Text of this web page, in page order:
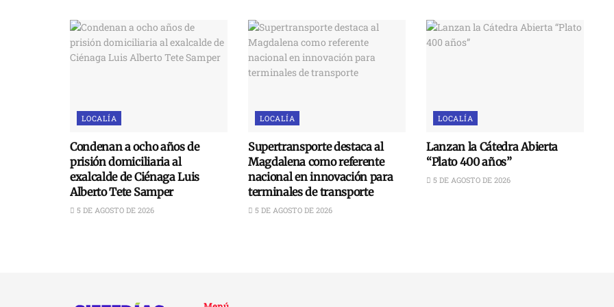
LOCALÍA
Condenan a ocho años de
prisión domiciliaria al
exalcalde de Ciénaga Luis
Alberto Tete Samper
5 DE AGOSTO DE 2026
LOCALÍA
Supertransporte destaca al
Magdalena como referente
nacional en innovación para
terminales de transporte
5 DE AGOSTO DE 2026
LOCALÍA
Lanzan la Cátedra Abierta
“Plato 400 años”
5 DE AGOSTO DE 2026